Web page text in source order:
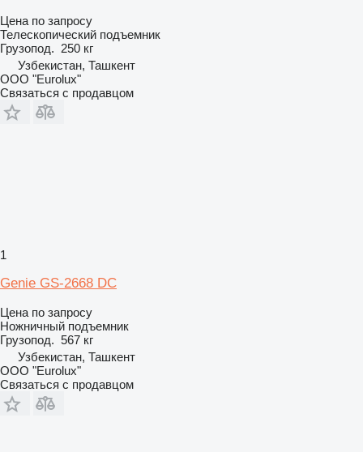
Цена по запросу
Телескопический подъемник
Грузопод. 250 кг
Узбекистан, Ташкент
ООО "Eurolux"
Связаться с продавцом
1
Genie GS-2668 DC
Цена по запросу
Ножничный подъемник
Грузопод. 567 кг
Узбекистан, Ташкент
ООО "Eurolux"
Связаться с продавцом